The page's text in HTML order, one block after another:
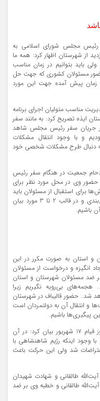
رئیس مجلس شورای اسلامی به
از شهرستان اظهار کرد: همه ما
باید بتوانیم در زمان مناسب
مسئولان کشوری که جهت حل
زمان پیش آمده جهت این مورد
مناسب متولیان اجرای برنامه
ایذه تصریح کرد: به مانند سفر
در جریان سفر رئیس مجلس شاهد
و با وجود انتقال مشکلات
دنبال طرح مشکلات شخصی خود
جمعیت در هنگام سفر رئیس
وی در محل مورد نظر برای
برای استقبال از مسئولان باید
اصلاح شود، مشکلات باید به صورت جمع‌بندی و در قالب 2 تا 3 مورد بیان
باشیم.
و استان به صورت مکرر در این
انگیزه و درخواست از مسئولان
ضد مسئولان شهرستان و استان
و… هجمه‌های بی‌رویه نگیریم زیرا
شد.. حضور قالیباف در شهرستان
و انتقال آن به دولتمردان است
پیگیری‌ها باشیم.
وی در پایان با اشاره به فرا رسیدن سالروز قیام 17 شهریور بیان کرد: در آن
وجود اینکه رژیم شاهنشاهي با
شد ولی این حرکت باعث
طالقاني و شهادت شهیدان
طالقانی و خطبه وی بر ضد